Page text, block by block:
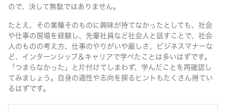
ので、決して無駄ではありません。
たとえ、その業種そのものに興味が持てなかったとしても、社会
や仕事の現場を経験し、先輩社員など社会人と話すことで、社会
人のものの考え方、仕事のやりがいや厳しさ、ビジネスマナーな
ど、インターンシップ＆キャリアで学べたことは多いはずです。
「つまらなかった」と片付けてしまわず、学んだことを再確認し
てみましょう。自身の適性や志向を探るヒントもたくさん得てい
るはずです。